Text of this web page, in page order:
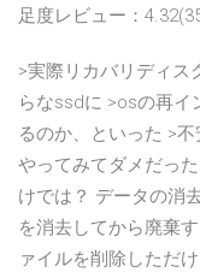
足度レビュー：
>実際リカバリディス
らなssdに >osの再イ
るのか、といった >
やってみてダメだっ
けでは？ データの消
を消去してから廃棄
ァイルを削除しただ